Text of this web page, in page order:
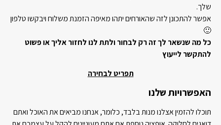
שלך.
אפשר להתכונן לזה שהאורחים יתהו מאיפה הזמנת משלוח ויבקשו טלפון
🙂
כל מה שנשאר לך זה רק לבחור ולתת לנו לחזור אליך או פשוט
להתקשר לייעוץ
תפריט לבחירה
האפשרויות שלנו
תוכלו להזמין אצלנו מנות בלבד, כלומר, אנחנו מביאים את האוכל ואתם